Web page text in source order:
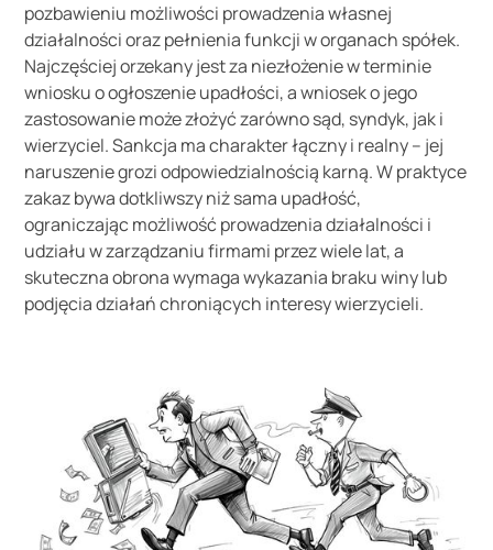
pozbawieniu możliwości prowadzenia własnej
działalności oraz pełnienia funkcji w organach spółek.
Najczęściej orzekany jest za niezłożenie w terminie
wniosku o ogłoszenie upadłości, a wniosek o jego
zastosowanie może złożyć zarówno sąd, syndyk, jak i
wierzyciel. Sankcja ma charakter łączny i realny – jej
naruszenie grozi odpowiedzialnością karną. W praktyce
zakaz bywa dotkliwszy niż sama upadłość,
ograniczając możliwość prowadzenia działalności i
udziału w zarządzaniu firmami przez wiele lat, a
skuteczna obrona wymaga wykazania braku winy lub
podjęcia działań chroniących interesy wierzycieli.